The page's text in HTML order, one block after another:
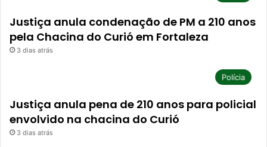
Justiça anula condenação de PM a 210 anos
pela Chacina do Curió em Fortaleza
3 dias atrás
Polícia
Justiça anula pena de 210 anos para policial
envolvido na chacina do Curió
3 dias atrás